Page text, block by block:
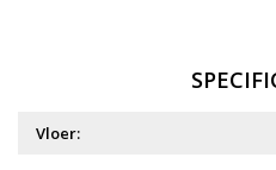
Vloer: